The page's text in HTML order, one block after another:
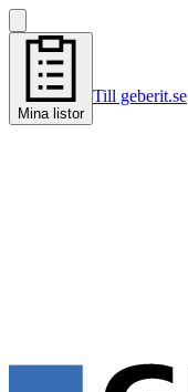
Mina listor
Till geberit.se